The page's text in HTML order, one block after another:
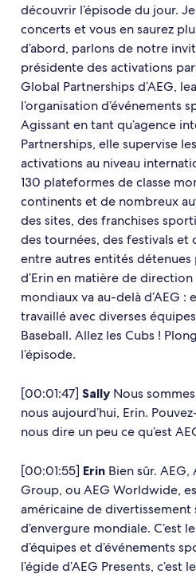
découvrir l’épisode du jour.
concerts et vous en saurez
d’abord, parlons de notre
présidente des activations
Global Partnerships d’AEG,
l’organisation d’événements
Agissant en tant qu’agence
Partnerships, elle supervise
activations au niveau
130 plateformes de classe
continents et de nombreux
des sites, des franchises
des tournées, des festivals et
entre autres entités détenues
d’Erin en matière de
mondiaux va au-delà d’AEG :
travaillé avec diverses
Baseball. Allez les Cubs !
l’épisode.
[00:01:47] Sally Nous
nous aujourd’hui, Erin.
nous dire un peu ce qu’est
[00:01:55] Erin Bien sûr.
Group, ou AEG Worldwide,
américaine de
d’envergure mondiale. C’est
d’équipes et d’événements
l’égide d’AEG Presents,